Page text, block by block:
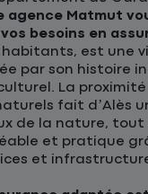
agence Matmut
besoins en
habitants, est une
par son histoire
La proximité
fait d’Alès
de la nature,
et pratique
et